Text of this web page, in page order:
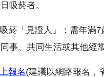
吸菸者。
菸「見證人」：需年滿
事、共同生活或其他經
報名 (建議以網路報名，